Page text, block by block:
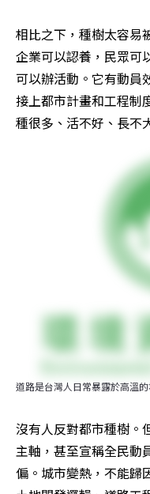
相比之下，種樹太容易
企業可以認養，民眾可
可以辦活動。它有動員
接上都市計畫和工程制
種很多、活不好、長不
道路是台灣人日常暴露於高溫
沒有人反對都市種樹。
主軸，甚至宣稱全民動
偏。城市變熱，不能歸